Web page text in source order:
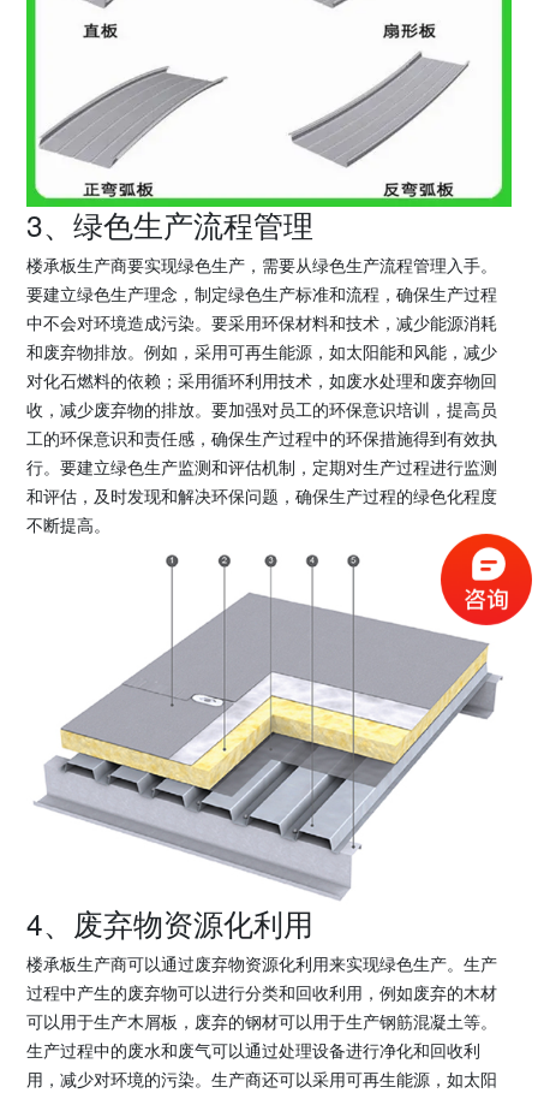
3、绿色生产流程管理
楼承板生产商要实现绿色生产，需要从绿色生产流程管理入手。
要建立绿色生产理念，制定绿色生产标准和流程，确保生产过程
中不会对环境造成污染。要采用环保材料和技术，减少能源消耗
和废弃物排放。例如，采用可再生能源，如太阳能和风能，减少
对化石燃料的依赖；采用循环利用技术，如废水处理和废弃物回
收，减少废弃物的排放。要加强对员工的环保意识培训，提高员
工的环保意识和责任感，确保生产过程中的环保措施得到有效执
行。要建立绿色生产监测和评估机制，定期对生产过程进行监测
和评估，及时发现和解决环保问题，确保生产过程的绿色化程度
不断提高。
4、废弃物资源化利用
楼承板生产商可以通过废弃物资源化利用来实现绿色生产。生产
过程中产生的废弃物可以进行分类和回收利用，例如废弃的木材
可以用于生产木屑板，废弃的钢材可以用于生产钢筋混凝土等。
生产过程中的废水和废气可以通过处理设备进行净化和回收利
用，减少对环境的污染。生产商还可以采用可再生能源，如太阳